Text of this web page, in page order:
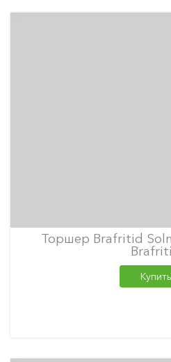
Торшер Brafritid
Купить